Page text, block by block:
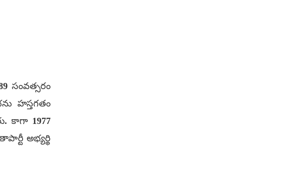
సంవత్సరం
హస్తగతం
కాగా 1977
అభ్యర్థి